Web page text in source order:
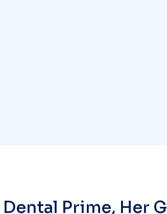
Dental Prime, Her